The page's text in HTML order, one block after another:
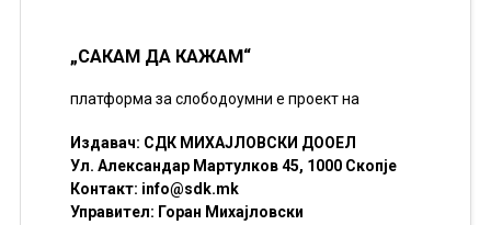
„САКАМ ДА КАЖАМ“
платформа за слободоумни е проект на
Издавач: СДК МИХАЈЛОВСКИ ДООЕЛ
Ул. Александар Мартулков 45, 1000 Скопје
Контакт: info@sdk.mk
Управител: Горан Михајловски